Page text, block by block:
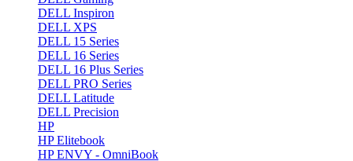
DELL Inspiron
DELL XPS
DELL 15 Series
DELL 16 Series
DELL 16 Plus Series
DELL PRO Series
DELL Latitude
DELL Precision
HP
HP Elitebook
HP ENVY - OmniBook